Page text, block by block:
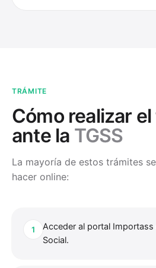
TRÁMITE
Cómo realizar
ante la TGSS
La mayoría de estos trámites
hacer online:
1
Acceder al portal Importass
Social.